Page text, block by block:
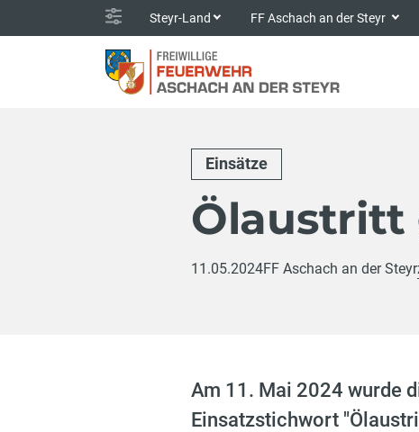
Steyr-Land FF Aschach an der Steyr
Einsätze
Ölaustritt
11.05.2024FF Aschach an der Steyr
Am 11. Mai 2024 wurde
Einsatzstichwort